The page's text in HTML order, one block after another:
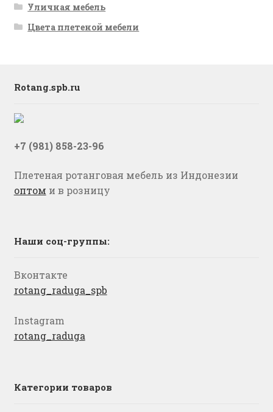
Уличная мебель
Цвета плетеной мебели
Rotang.spb.ru
+7 (981) 858-23-96
Плетеная ротанговая мебель из Индонезии
оптом и в розницу
Наши соц-группы:
Вконтакте
rotang_raduga_spb
Instagram
rotang_raduga
Категории товаров